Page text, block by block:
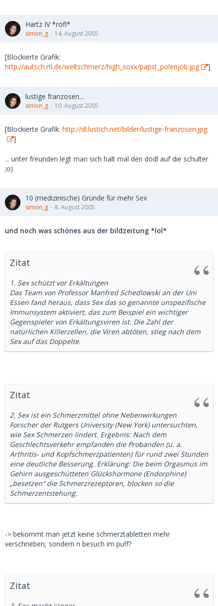
Hartz IV *rofl*
simon_g 14. August 2005
[Blockierte Grafik:
http://autsch.rtl.de/weltschmerz/high_soxx/papst_polenjob.jpg
]
lustige franzosen...
simon_g 10. August 2005
[Blockierte Grafik: http://dl.lustich.net/bilder/lustige-franzosen.jpg
]
... unter freunden legt man sich halt mal den dödl auf die schulter
;o)
10 (medizinische) Gründe für mehr Sex
simon_g 8. August 2005
und noch was schönes aus der bildzeitung *lol*
Zitat
1. Sex schützt vor Erkältungen
Das Team von Professor Manfred Schedlowski an der Uni
Essen fand heraus, dass Sex das so genannte unspezifische
Immunsystem aktiviert, das zum Beispiel ein wichtiger
Gegenspieler von Erkältungsviren ist. Die Zahl der
natürlichen Killerzellen, die Viren abtöten, stieg nach dem
Sex auf das Doppelte.
Zitat
2. Sex ist ein Schmerzmittel ohne Nebenwirkungen
Forscher der Rutgers University (New York) untersuchten,
wie Sex Schmerzen lindert. Ergebnis: Nach dem
Geschlechtsverkehr empfanden die Probanden (u. a.
Arthritis- und Kopfschmerzpatienten) für rund zwei Stunden
eine deutliche Besserung. Erklärung: Die beim Orgasmus im
Gehirn ausgeschütteten Glückshormone (Endorphine)
„besetzen“ die Schmerzrezeptoren, blocken so die
Schmerzentstehung.
-> bekommt man jetzt keine schmerztabletten mehr
verschrieben, sondern n besuch im puff?
Zitat